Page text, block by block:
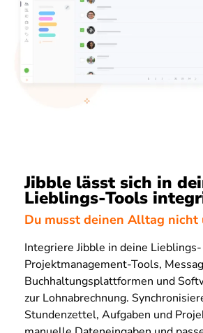
Jibble lässt sich in
Lieblings-Tools
Du musst deinen Alltag nicht
Integriere Jibble in deine Lieblings-
Projektmanagement-Tools,
Buchhaltungsplattformen und
zur Lohnabrechnung.
Stundenzettel, Aufgaben und